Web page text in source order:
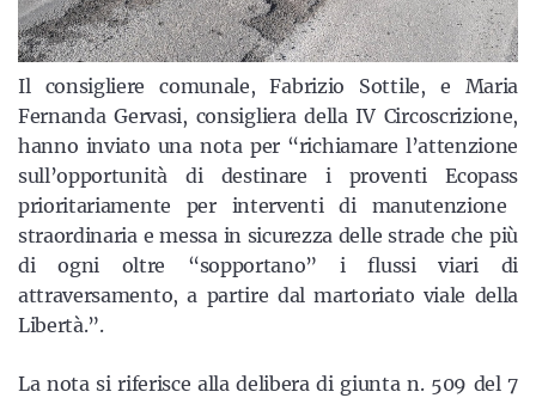
Il consigliere comunale, Fabrizio Sottile, e Maria
Fernanda Gervasi, consigliera della IV Circoscrizione,
hanno inviato una nota per “richiamare l’attenzione
sull’opportunità di destinare i proventiEcopass
prioritariamente per interventi di manutenzione
straordinaria e messa in sicurezza delle strade che più
di ogni oltre “sopportano” i flussi viari di
attraversamento, a partire dal martoriato viale della
Libertà.”.
La nota si riferisce alla delibera di giunta n. 509 del 7